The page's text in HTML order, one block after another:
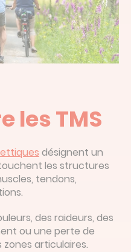
les TMS
désignent un
les structures
tendons,
des raideurs, des
ou une perte de
articulaires.